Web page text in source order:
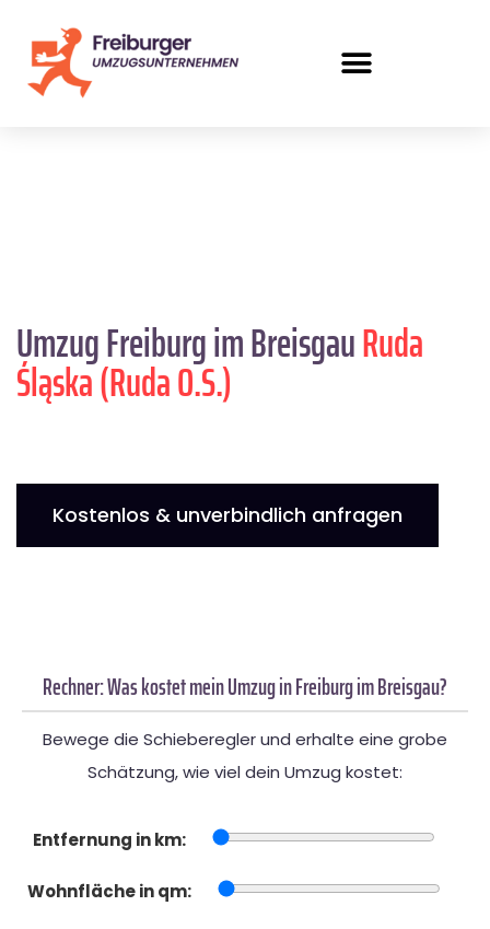
Umzug Freiburg im BreisgauRuda
Śląska (Ruda O.S.)
Kostenlos & unverbindlich anfragen
Rechner: Was kostet mein Umzug in Freiburg im Breisgau?
Bewege die Schieberegler und erhalte eine grobe
Schätzung, wie viel dein Umzug kostet:
Entfernung in km:
Wohnfläche in qm: